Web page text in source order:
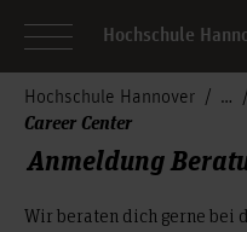
Hochschule
Hochschule Hannover
Career Center
Anmeldung
Wir beraten dich gerne bei